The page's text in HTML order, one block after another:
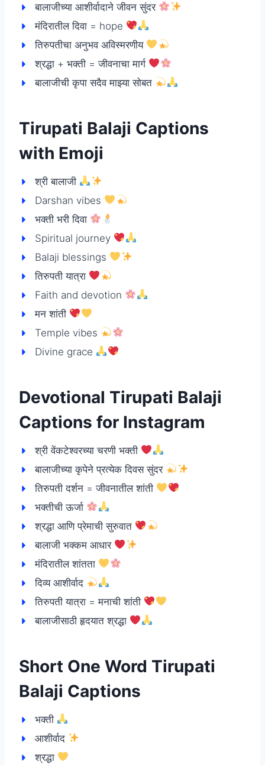
बालाजीच्या आशीर्वादाने जीवन सुंदर
मंदिरातील दिवा = hope
तिरुपतीचा अनुभव अविस्मरणीय
श्रद्धा + भक्ती = जीवनाचा मार्ग
बालाजीची कृपा सदैव माझ्या सोबत
Tirupati Balaji Captions
with Emoji
श्री बालाजी
Darshan vibes
भक्ती भरी दिवा
Spiritual journey
Balaji blessings
तिरुपती यात्रा
Faith and devotion
मन शांती
Temple vibes
Divine grace
Devotional Tirupati Balaji
Captions for Instagram
श्री वेंकटेश्वरच्या चरणी भक्ती
बालाजीच्या कृपेने प्रत्येक दिवस सुंदर
तिरुपती दर्शन = जीवनातील शांती
भक्तीची ऊर्जा
श्रद्धा आणि प्रेमाची सुरुवात
बालाजी भक्कम आधार
मंदिरातील शांतता
दिव्य आशीर्वाद
तिरुपती यात्रा = मनाची शांती
बालाजीसाठी हृदयात श्रद्धा
Short One Word Tirupati
Balaji Captions
भक्ती
आशीर्वाद
श्रद्धा